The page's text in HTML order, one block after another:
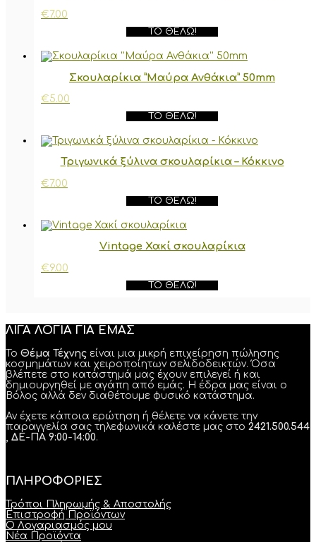
€ 7.00
ΤΟ ΘΈΛΩ!
Σκουλαρίκια ”Μαύρα Ανθάκια” 50mm
€5.00
ΤΟ ΘΈΛΩ!
Τριγωνικά ξύλινα σκουλαρίκια – Κόκκινο
€ 7.00
ΤΟ ΘΈΛΩ!
Vintage Χακί σκουλαρίκια
€9.00
ΤΟ ΘΈΛΩ!
ΛΙΓΑ ΛΟΓΙΑ ΓΙΑ ΕΜΑΣ
Το Θέμα Τέχνης είναι μια μικρή επιχείρηση πώλησης
κοσμημάτων και χειροποίητων σελιδοδεικτών. Όσα
βλέπετε στο κατάστημά μας έχουν επιλεγεί ή και
δημιουργηθεί με αγάπη από εμάς. Η έδρα μας είναι ο
Βόλος αλλά δεν διαθέτουμε φυσικό κατάστημα.
Αν έχετε κάποια ερώτηση ή θέλετε να κάνετε την
παραγγελία σας τηλεφωνικά καλέστε μας στο 2421.500.544
, ΔΕ-ΠΑ 9:00-14:00.
ΠΛΗΡΟΦΟΡΙΕΣ
Τρόποι Πληρωμής & Αποστολής
Επιστροφή Προϊόντων
Ο Λογαριασμός μου
Νέα Προϊόντα